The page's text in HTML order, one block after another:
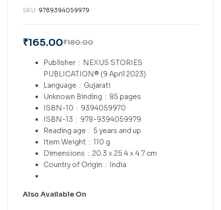
SKU: 9789394059979
₹180.00
₹165.00
Publisher ‏ : ‎ NEXUS STORIES
PUBLICATION® (9 April 2023)
Language ‏ : ‎ Gujarati
Unknown Binding ‏ : ‎ 85 pages
ISBN-10 ‏ : ‎ 9394059970
ISBN-13 ‏ : ‎ 978-9394059979
Reading age ‏ : ‎ 5 years and up
Item Weight ‏ : ‎ 110 g
Dimensions ‏ : ‎ 20.3 x 25.4 x 4.7 cm
Country of Origin ‏ : ‎ India
Also Available On